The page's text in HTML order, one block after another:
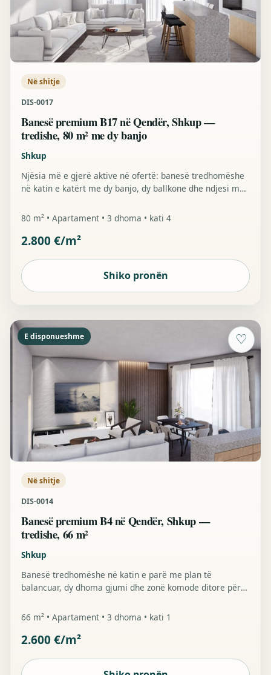
Në shitje
DIS-0017
Banesë premium B17 në Qendër, Shkup —
tredishe, 80 m² me dy banjo
Shkup
Njësia më e gjerë aktive në ofertë: banesë tredhomëshe
në katin e katërt me dy banjo, dy ballkone dhe ndjesi më
80 m² • Apartament • 3 dhoma • kati 4
2.800 €/m²
Shiko pronën
♡
E disponueshme
Në shitje
DIS-0014
Banesë premium B4 në Qendër, Shkup —
tredishe, 66 m²
Shkup
Banesë tredhomëshe në katin e parë me plan të
balancuar, dy dhoma gjumi dhe zonë komode ditore për
66 m² • Apartament • 3 dhoma • kati 1
2.600 €/m²